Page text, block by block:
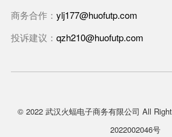
商务合作： ylj177@huofutp.com
投诉建议： qzh210@huofutp.com
© 2022 武汉火蝠电子商务有限公司 All
2022002046号